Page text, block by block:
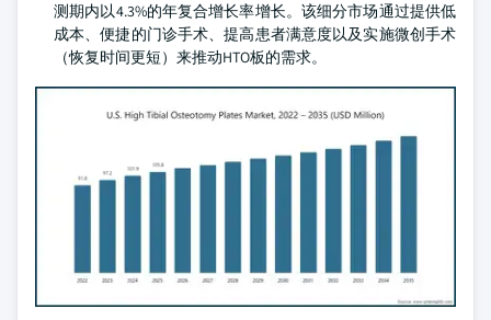
测期内以4.3%的年复合增长率增长。该细分市场通过提供低
成本、便捷的门诊手术、提高患者满意度以及实施微创手术
（恢复时间更短）来推动HTO板的需求。